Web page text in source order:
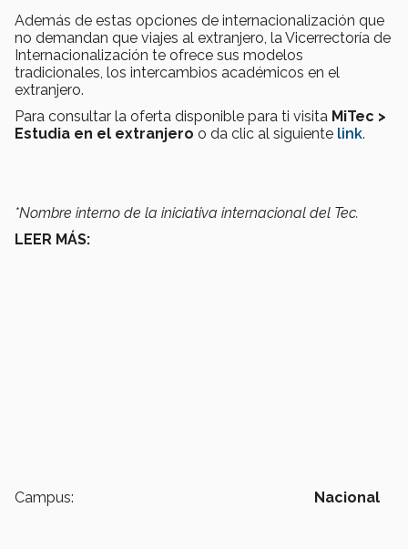
Además de estas opciones de internacionalización que
no demandan que viajes al extranjero, la Vicerrectoría de
Internacionalización te ofrece sus modelos
tradicionales, los intercambios académicos en el
extranjero.
Para consultar la oferta disponible para ti visita MiTec >
Estudia en el extranjero o da clic al siguiente link.
*Nombre interno de la iniciativa internacional del Tec.
LEER MÁS:
Campus: Nacional